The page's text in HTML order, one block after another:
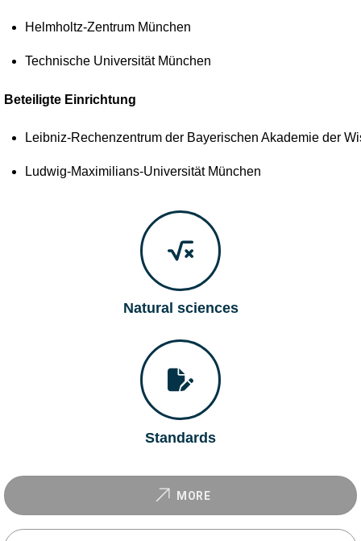
Helmholtz-Zentrum München
Technische Universität München
Beteiligte Einrichtung
Leibniz-Rechenzentrum der Bayerischen Akademie der
Ludwig-Maximilians-Universität München
Natural sciences
Standards
MORE